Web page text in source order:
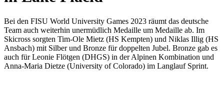
Bei den FISU World University Games 2023 räumt das deutsche
Team auch weiterhin unermüdlich Medaille um Medaille ab. Im
Skicross sorgten Tim-Ole Mietz (HS Kempten) und Niklas Illig (HS
Ansbach) mit Silber und Bronze für doppelten Jubel. Bronze gab es
auch für Leonie Flötgen (DHGS) in der Alpinen Kombination und
Anna-Maria Dietze (University of Colorado) im Langlauf Sprint.